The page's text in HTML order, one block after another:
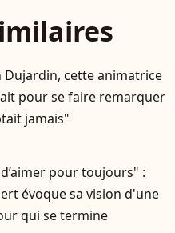
Dujardin, cette animatrice
pour se faire remarquer
jamais"
pour toujours" :
évoque sa vision d'une
qui se termine